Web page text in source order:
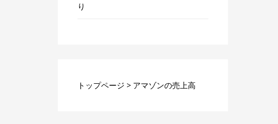
り
トップページ > アマゾンの売上高